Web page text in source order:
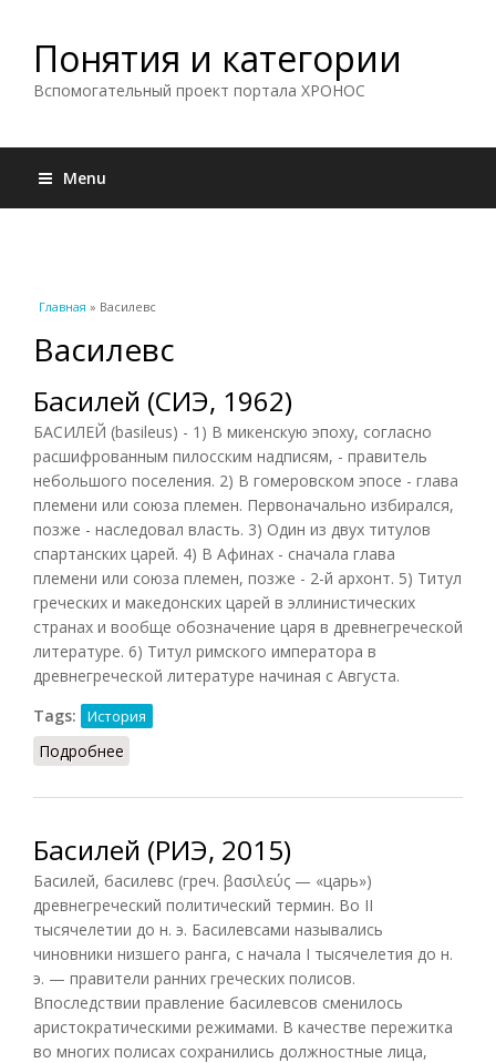
Понятия и категории
Вспомогательный проект портала ХРОНОС
Menu
Вы здесь
Главная » Василевс
Василевс
Басилей (СИЭ, 1962)
БАСИЛЕЙ (basileus) - 1) В микенскую эпоху, согласно
расшифрованным пилосским надписям, - правитель
небольшого поселения. 2) В гомеровском эпосе - глава
племени или союза племен. Первоначально избирался,
позже - наследовал власть. 3) Один из двух титулов
спартанских царей. 4) В Афинах - сначала глава
племени или союза племен, позже - 2-й архонт. 5) Титул
греческих и македонских царей в эллинистических
странах и вообще обозначение царя в древнегреческой
литературе. 6) Титул римского императора в
древнегреческой литературе начиная с Августа.
Tags:
История
Подробнее
Басилей (РИЭ, 2015)
Басилей, басилевс (греч. βασιλεύς — «царь»)
древнегреческий политический термин. Во II
тысячелетии до н. э. Басилевсами назывались
чиновники низшего ранга, с начала I тысячелетия до н.
э. — правители ранних греческих полисов.
Впоследствии правление басилевсов сменилось
аристократическими режимами. В качестве пережитка
во многих полисах сохранились должностные лица,